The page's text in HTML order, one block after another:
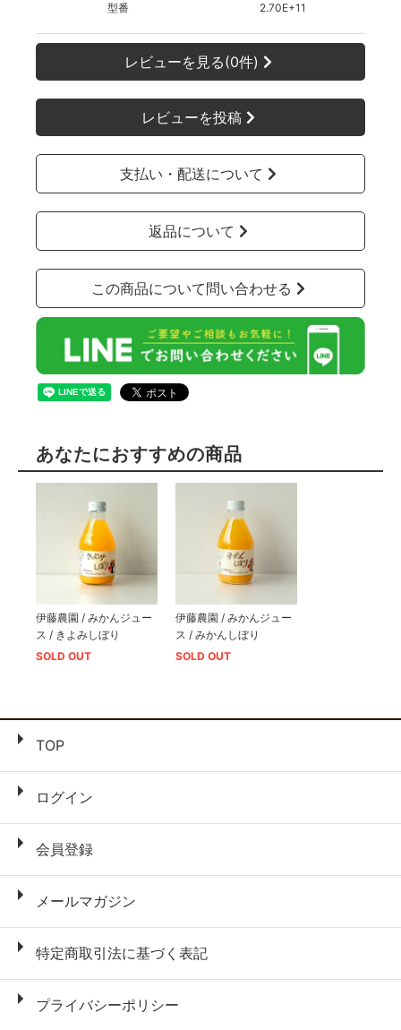
型番 2.70E+11
レビューを見る(0件)
レビューを投稿
支払い・配送について
返品について
この商品について問い合わせる
あなたにおすすめの商品
伊藤農園 / みかんジュー
ス / きよみしぼり
SOLD OUT
伊藤農園 / みかんジュー
ス / みかんしぼり
SOLD OUT
TOP
ログイン
会員登録
メールマガジン
特定商取引法に基づく表記
プライバシーポリシー